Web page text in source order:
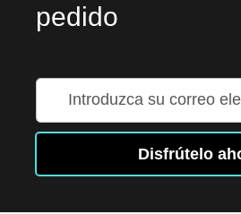
pedido
nuestro
de
Disfrútelo